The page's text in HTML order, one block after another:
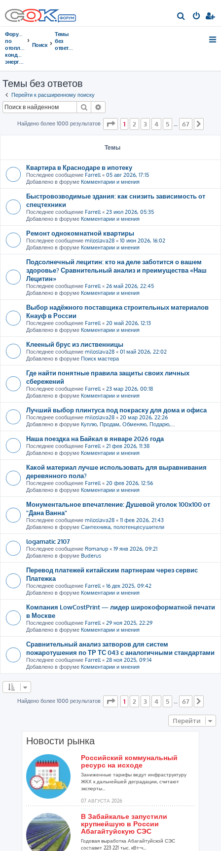
о
Форумы
по
отоплению,
кондиционированию,
энергосбережению
Поиск
Темы
без
ответов
Темы без ответов
Перейти к расширенному поиску
Поиск
Найдено более 1000 результатов Страница из 67
1 2 3 4 5 67
Темы
Квартира в Краснодаре в ипотеку
Последнее сообщение Farrell « 05 авг 2026, 17:15
Добавлено в форуме Комментарии и мнения
Быстровозводимые здания: как снизить зависимость от
спецтехники
Последнее сообщение Farrell « 23 июл 2026, 05:35
Добавлено в форуме Комментарии и мнения
Ремонт однокомнатной квартиры
Последнее сообщение miloslava28 « 10 июн 2026, 16:02
Добавлено в форуме Комментарии и мнения
Подсолнечный лецитин: кто на деле заботится о вашем
здоровье? Сравнительный анализ и преимущества «Наш
Лецитин»
Последнее сообщение Farrell « 26 май 2026, 22:45
Добавлено в форуме Комментарии и мнения
Выбор надёжного поставщика строительных материалов
Кнауф в России
Последнее сообщение Farrell « 20 май 2026, 12:13
Добавлено в форуме Комментарии и мнения
Клееный брус из лиственницы
Последнее сообщение miloslava28 « 01 май 2026, 22:02
Добавлено в форуме Поиск мастера
Где найти понятные правила защиты своих личных
сбережений
Последнее сообщение Farrell « 23 мар 2026, 00:18
Добавлено в форуме Комментарии и мнения
Лучший выбор плинтуса под покраску для дома и офиса
Последнее сообщение miloslava28 « 20 мар 2026, 22:26
Добавлено в форуме Куплю, Продам, Обменяю, Подарю,...
Наша поездка на Байкал в январе 2026 года
Последнее сообщение Farrell « 21 фев 2026, 11:38
Добавлено в форуме Комментарии и мнения
Какой материал лучше использовать для выравнивания
деревянного пола?
Последнее сообщение Farrell « 20 фев 2026, 12:56
Добавлено в форуме Комментарии и мнения
Монументальное впечатление: Душевой уголок 100х100 от
"Дана Ванна"
Последнее сообщение miloslava28 « 11 фев 2026, 21:43
Добавлено в форуме Сантехника, полотенцесушители
logamatic 2107
Последнее сообщение Romanup « 19 янв 2026, 09:21
Добавлено в форуме Buderus
Перевод платежей китайским партнерам через сервис
Платежка
Последнее сообщение Farrell « 16 дек 2025, 09:42
Добавлено в форуме Комментарии и мнения
Компания LowCostPrint — лидер широкоформатной печати
в Москве
Последнее сообщение Farrell « 29 ноя 2025, 22:29
Добавлено в форуме Комментарии и мнения
Сравнительный анализ затворов для систем
пожаротушения по ТР ТС 043 с аналогичными стандартами
Последнее сообщение Farrell « 28 ноя 2025, 09:14
Добавлено в форуме Комментарии и мнения
Найдено более 1000 результатов Страница из 67
1 2 3 4 5 67
Перейти
Новости рынка
Российский коммунальный
ресурс на исходе
Заниженные тарифы ведут инфраструктуру
ЖКХ к дальнейшей деградации, считают
эксперты...
07 АВГУСТА 2026
В Забайкалье запустили
крупнейшую в России
Абагайтуйскую СЭС
Годовая выработка Абагайтуйской СЭС
составит 223 221 тыс. кВт-ч...